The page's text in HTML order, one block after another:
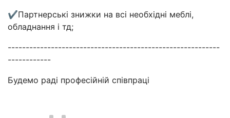
✔Партнерські знижки на всі необхідні меблі,
обладнання і тд;
-----------------------------------------------------------
------------
Будемо раді професійній співпраці